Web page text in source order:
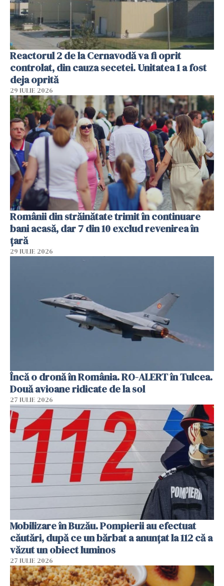
Reactorul 2 de la Cernavodă va fi oprit
controlat, din cauza secetei. Unitatea 1 a fost
deja oprită
29 IULIE 2026
Românii din străinătate trimit în continuare
bani acasă, dar 7 din 10 exclud revenirea în
țară
29 IULIE 2026
Încă o dronă în România. RO-ALERT în Tulcea.
Două avioane ridicate de la sol
27 IULIE 2026
Mobilizare în Buzău. Pompierii au efectuat
căutări, după ce un bărbat a anunțat la 112 că a
văzut un obiect luminos
27 IULIE 2026